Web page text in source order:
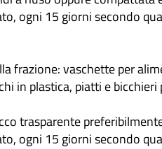
ogni 15 giorni secondo
frazione: vaschette per
in plastica, piatti e
trasparente
ogni 15 giorni secondo